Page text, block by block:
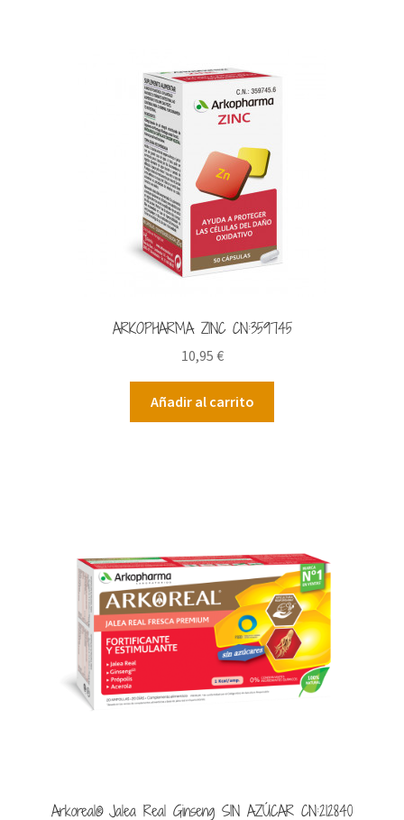
ARKOPHARMA ZINC CN:359745
10,95 €
Añadir al carrito
Arkoreal® Jalea Real Ginseng SIN AZÚCAR CN:212840